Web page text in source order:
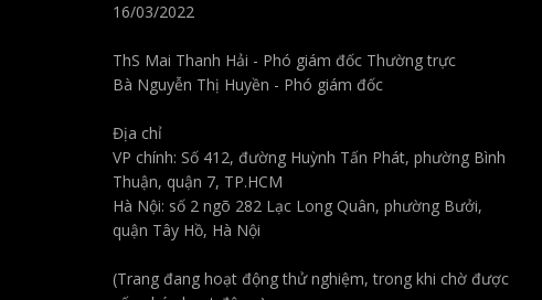
16/03/2022
ThS Mai Thanh Hải - Phó giám đốc Thường trực
Bà Nguyễn Thị Huyền - Phó giám đốc
Địa chỉ
VP chính: Số 412, đường Huỳnh Tấn Phát, phường Bình
Thuận, quận 7, TP.HCM
Hà Nội: số 2 ngõ 282 Lạc Long Quân, phường Bưởi,
quận Tây Hồ, Hà Nội
(Trang đang hoạt động thử nghiệm, trong khi chờ được